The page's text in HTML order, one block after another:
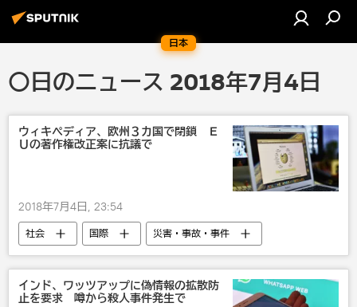
日本
〇日のニュース 2018年7月4日
ウィキペディア、欧州３カ国で閉鎖 Ｅ
Ｕの著作権改正案に抗議で
2018年7月4日, 23:54
社会 国際
災害・事故・事件
欧州
欧州
びっくり
テクノ
インターネット
インド、ワッツアップに偽情報の拡散防
止を要求 噂から殺人事件発生で